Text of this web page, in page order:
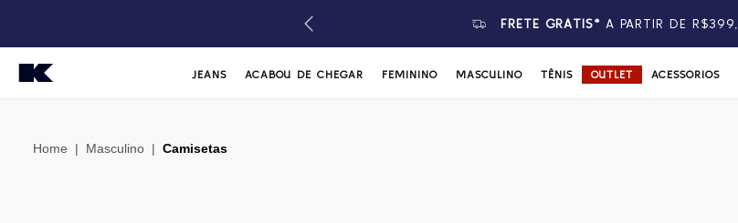
ATENDIMENTO POR WHATSAPP
JEANS ACABOU DE CHEGAR FEMININO MASCULINO TÊNIS OUTLET ACESSÓRIOS
Home | Masculino | Camisetas